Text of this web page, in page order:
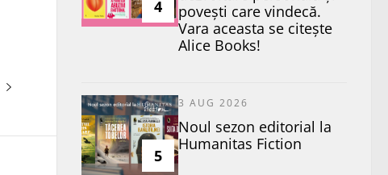
4
povești care vindecă.
Vara aceasta se citește
Alice Books!
5
3 AUG 2026
​Noul sezon editorial la
Humanitas Fiction